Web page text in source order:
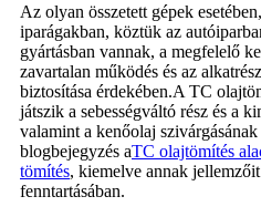
Az olyan összetett gépek
iparágakban, köztük az
gyártásban vannak, a megfelelő
zavartalan működés és az
biztosítása érdekében.A TC
játszik a sebességváltó rész és a
valamint a kenőolaj
blogbejegyzés aTC olajtömítés
tömítés, kiemelve annak
fenntartásában.